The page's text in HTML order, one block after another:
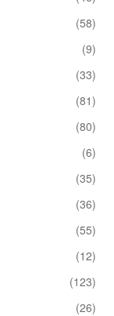
(58)
(9)
(33)
(81)
(80)
(6)
(35)
(36)
(55)
(12)
(123)
(26)